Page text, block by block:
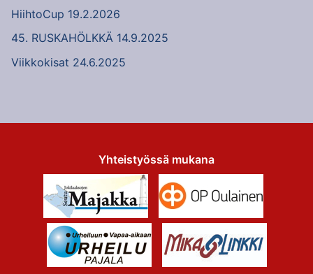
HiihtoCup 19.2.2026
45. RUSKAHÖLKKÄ 14.9.2025
Viikkokisat 24.6.2025
Yhteistyössä mukana